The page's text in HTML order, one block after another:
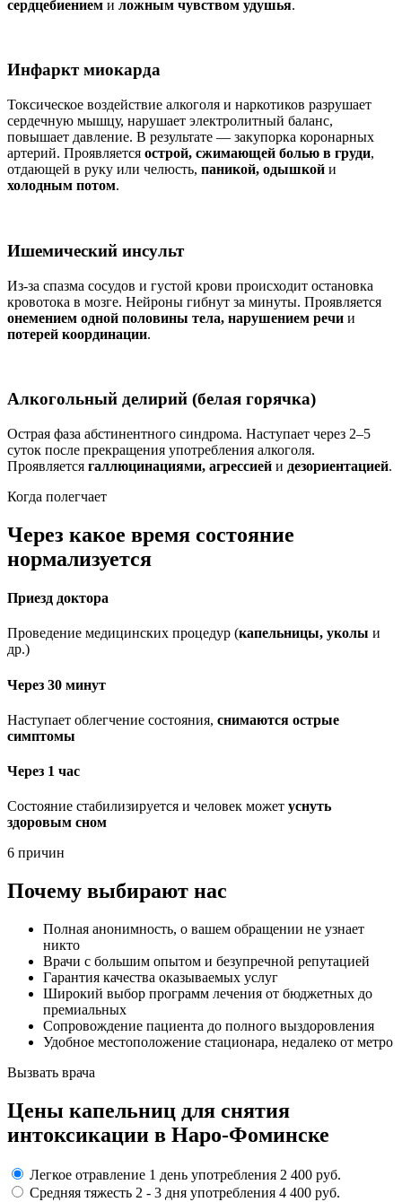
сердцебиением и ложным чувством удушья.
Инфаркт миокарда
Токсическое воздействие алкоголя и наркотиков разрушает
сердечную мышцу, нарушает электролитный баланс,
повышает давление. В результате — закупорка коронарных
артерий. Проявляется острой, сжимающей болью в груди,
отдающей в руку или челюсть, паникой, одышкой и
холодным потом.
Ишемический инсульт
Из-за спазма сосудов и густой крови происходит остановка
кровотока в мозге. Нейроны гибнут за минуты. Проявляется
онемением одной половины тела, нарушением речи и
потерей координации.
Алкогольный делирий (белая горячка)
Острая фаза абстинентного синдрома. Наступает через 2–5
суток после прекращения употребления алкоголя.
Проявляется галлюцинациями, агрессией и дезориентацией.
Когда полегчает
Через какое время состояние
нормализуется
Приезд доктора
Проведение медицинских процедур (капельницы, уколы и
др.)
Через 30 минут
Наступает облегчение состояния, снимаются острые
симптомы
Через 1 час
Состояние стабилизируется и человек может уснуть
здоровым сном
6 причин
Почему выбирают нас
Полная анонимность, о вашем обращении не узнает
никто
Врачи с большим опытом и безупречной репутацией
Гарантия качества оказываемых услуг
Широкий выбор программ лечения от бюджетных до
премиальных
Сопровождение пациента до полного выздоровления
Удобное местоположение стационара, недалеко от метро
Вызвать врача
Цены капельниц для снятия
интоксикации в Наро-Фоминске
Легкое отравление 1 день употребления 2 400 руб.
Средняя тяжесть 2 - 3 дня употребления 4 400 руб.